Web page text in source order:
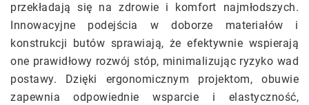
przekładają się na zdrowie i komfort najmłodszych.
Innowacyjne podejścia w doborze materiałów i
konstrukcji butów sprawiają, że efektywnie wspierają
one prawidłowy rozwój stóp, minimalizując ryzyko wad
postawy. Dzięki ergonomicznym projektom, obuwie
zapewnia odpowiednie wsparcie i elastyczność,